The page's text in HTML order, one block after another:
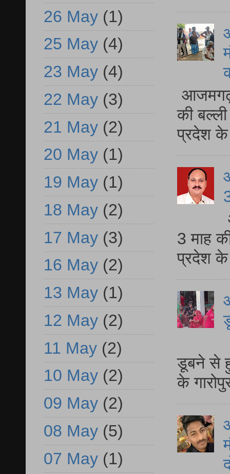
आजमगढ़
की
प्रदेश
3 माह
प्रदेश
डूबने से
के
26 May (1)
25 May (4)
23 May (4)
22 May (3)
21 May (2)
20 May (1)
19 May (1)
18 May (2)
17 May (3)
16 May (2)
13 May (1)
12 May (2)
11 May (2)
10 May (2)
09 May (2)
08 May (5)
07 May (1)